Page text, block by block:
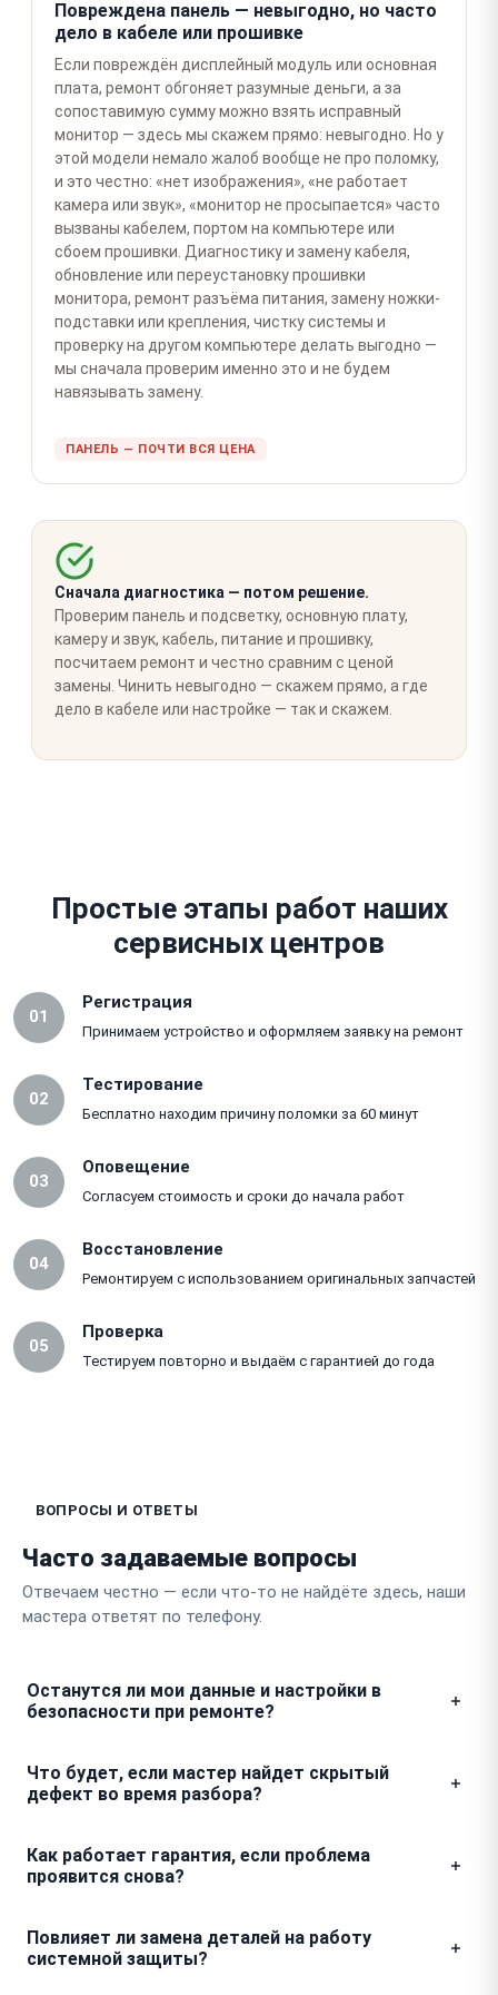
Повреждена панель — невыгодно, но часто
дело в кабеле или прошивке
Если повреждён дисплейный модуль или основная
плата, ремонт обгоняет разумные деньги, а за
сопоставимую сумму можно взять исправный
монитор — здесь мы скажем прямо: невыгодно. Но у
этой модели немало жалоб вообще не про поломку,
и это честно: «нет изображения», «не работает
камера или звук», «монитор не просыпается» часто
вызваны кабелем, портом на компьютере или
сбоем прошивки. Диагностику и замену кабеля,
обновление или переустановку прошивки
монитора, ремонт разъёма питания, замену ножки-
подставки или крепления, чистку системы и
проверку на другом компьютере делать выгодно —
мы сначала проверим именно это и не будем
навязывать замену.
ПАНЕЛЬ — ПОЧТИ ВСЯ ЦЕНА
Сначала диагностика — потом решение.
Проверим панель и подсветку, основную плату,
камеру и звук, кабель, питание и прошивку,
посчитаем ремонт и честно сравним с ценой
замены. Чинить невыгодно — скажем прямо, а где
дело в кабеле или настройке — так и скажем.
Простые этапы работ наших
сервисных центров
01
Регистрация
Принимаем устройство и оформляем заявку на ремонт
02
Тестирование
Бесплатно находим причину поломки за 60 минут
03
Оповещение
Согласуем стоимость и сроки до начала работ
04
Восстановление
Ремонтируем с использованием оригинальных запчастей
05
Проверка
Тестируем повторно и выдаём с гарантией до года
ВОПРОСЫ И ОТВЕТЫ
Часто задаваемые вопросы
Отвечаем честно — если что-то не найдёте здесь, наши
мастера ответят по телефону.
Останутся ли мои данные и настройки в
безопасности при ремонте?
аппаратной частью, поэтому ваши личные файлы,
настройки iCloud и профили доступа никак не
системным разделом памяти, так что всё останется
в исходном состоянии.
Что будет, если мастер найдет скрытый
дефект во время разбора?
озвученные при приемке, фиксируются мастером и
передаются вам на согласование. Мы не приступаем
стоимость чека без вашего прямого
подтверждения.
Как работает гарантия, если проблема
проявится снова?
неисправность возникает вновь в течение
гарантийного срока, мы проводим повторный
Повлияет ли замена деталей на работу
системной защиты?